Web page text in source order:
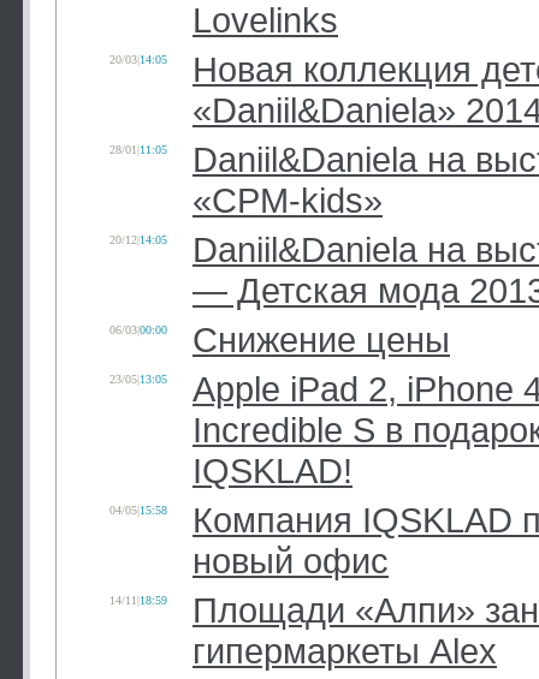
Lovelinks
20/03|14:05
Новая коллекция
«Daniil&Daniela»
28/01|11:05
Daniil&Daniela на
«CPM-kids»
20/12|14:05
Daniil&Daniela на
— Детская мода
06/03|00:00 Снижение цены
23/05|13:05
Apple iPad 2, iPhone
Incredible S в
IQSKLAD!
04/05|15:58
Компания IQSKLAD
новый офис
14/11|18:59
Площади «Алпи»
гипермаркеты Alex